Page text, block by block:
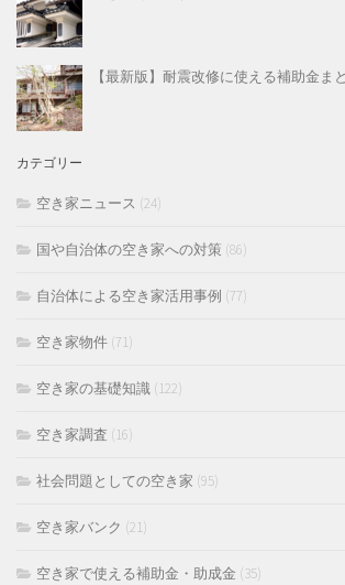
【最新版】耐震改修に使える補助金ま
カテゴリー
空き家ニュース (24)
国や自治体の空き家への対策 (86)
自治体による空き家活用事例 (77)
空き家物件 (71)
空き家の基礎知識 (122)
空き家調査 (16)
社会問題としての空き家 (95)
空き家バンク (21)
空き家で使える補助金・助成金 (35)